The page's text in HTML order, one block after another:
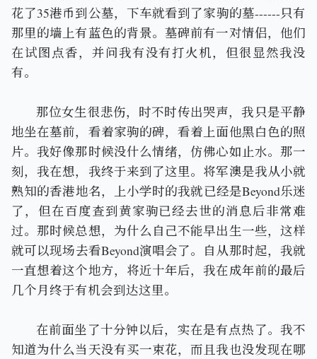
花了35港币到公墓，下车就看到了家驹的墓------只有
那里的墙上有蓝色的背景。墓碑前有一对情侣，他们
在试图点香，并问我有没有打火机，但很显然我没
有。
那位女生很悲伤，时不时传出哭声，我只是平静
地坐在墓前，看着家驹的碑，看着上面他黑白色的照
片。我好像那时候没什么情绪，仿佛心如止水。那一
刻，我在想，我终于来到了这里。将军澳是我从小就
熟知的香港地名，上小学时的我就已经是Beyond乐迷
了，但在百度查到黄家驹已经去世的消息后非常难
过。那时候总想，为什么自己不能早出生一些，这样
就可以现场去看Beyond演唱会了。自从那时起，我就
一直想着这个地方，将近十年后，我在成年前的最后
几个月终于有机会到达这里。
在前面坐了十分钟以后，实在是有点热了。我不
知道为什么当天没有买一束花，而且我也没发现在哪